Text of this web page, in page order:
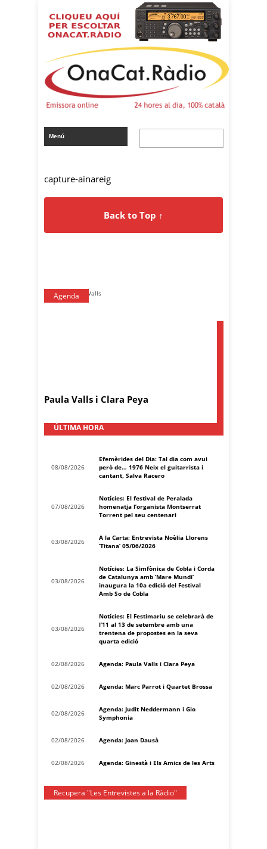
capture-ainareig
Back to Top ↑
Agenda
Paula Valls i Clara Peya
ÚLTIMA HORA
08/08/2026
Efemèrides del Dia: Tal dia com avui
però de… 1976 Neix el guitarrista i
cantant, Salva Racero
07/08/2026
Notícies: El festival de Peralada
homenatja l’organista Montserrat
Torrent pel seu centenari
03/08/2026
A la Carta: Entrevista Noèlia Llorens
‘Titana’ 05/06/2026
03/08/2026
Notícies: La Simfònica de Cobla i Corda
de Catalunya amb ‘Mare Mundi’
inaugura la 10a edició del Festival
Amb So de Cobla
03/08/2026
Notícies: El Festimariu se celebrarà de
l’11 al 13 de setembre amb una
trentena de propostes en la seva
quarta edició
02/08/2026 Agenda: Paula Valls i Clara Peya
02/08/2026 Agenda: Marc Parrot i Quartet Brossa
02/08/2026
Agenda: Judit Neddermann i Gio
Symphonia
02/08/2026 Agenda: Joan Dausà
02/08/2026 Agenda: Ginestà i Els Amics de les Arts
Recupera "Les Entrevistes a la Ràdio"